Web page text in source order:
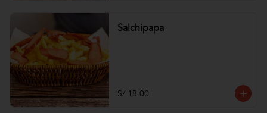
Salchipapa
S/ 18.00